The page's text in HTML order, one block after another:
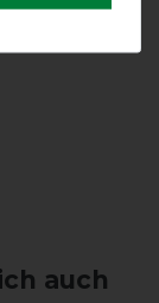
auch